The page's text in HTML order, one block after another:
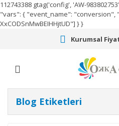
112743388 gtag('config', 'AW-
"vars": { "event_name": "conversion",
XxCODSnMwBEIHHjtUD"] } }
Kurumsal
Blog Etiketleri